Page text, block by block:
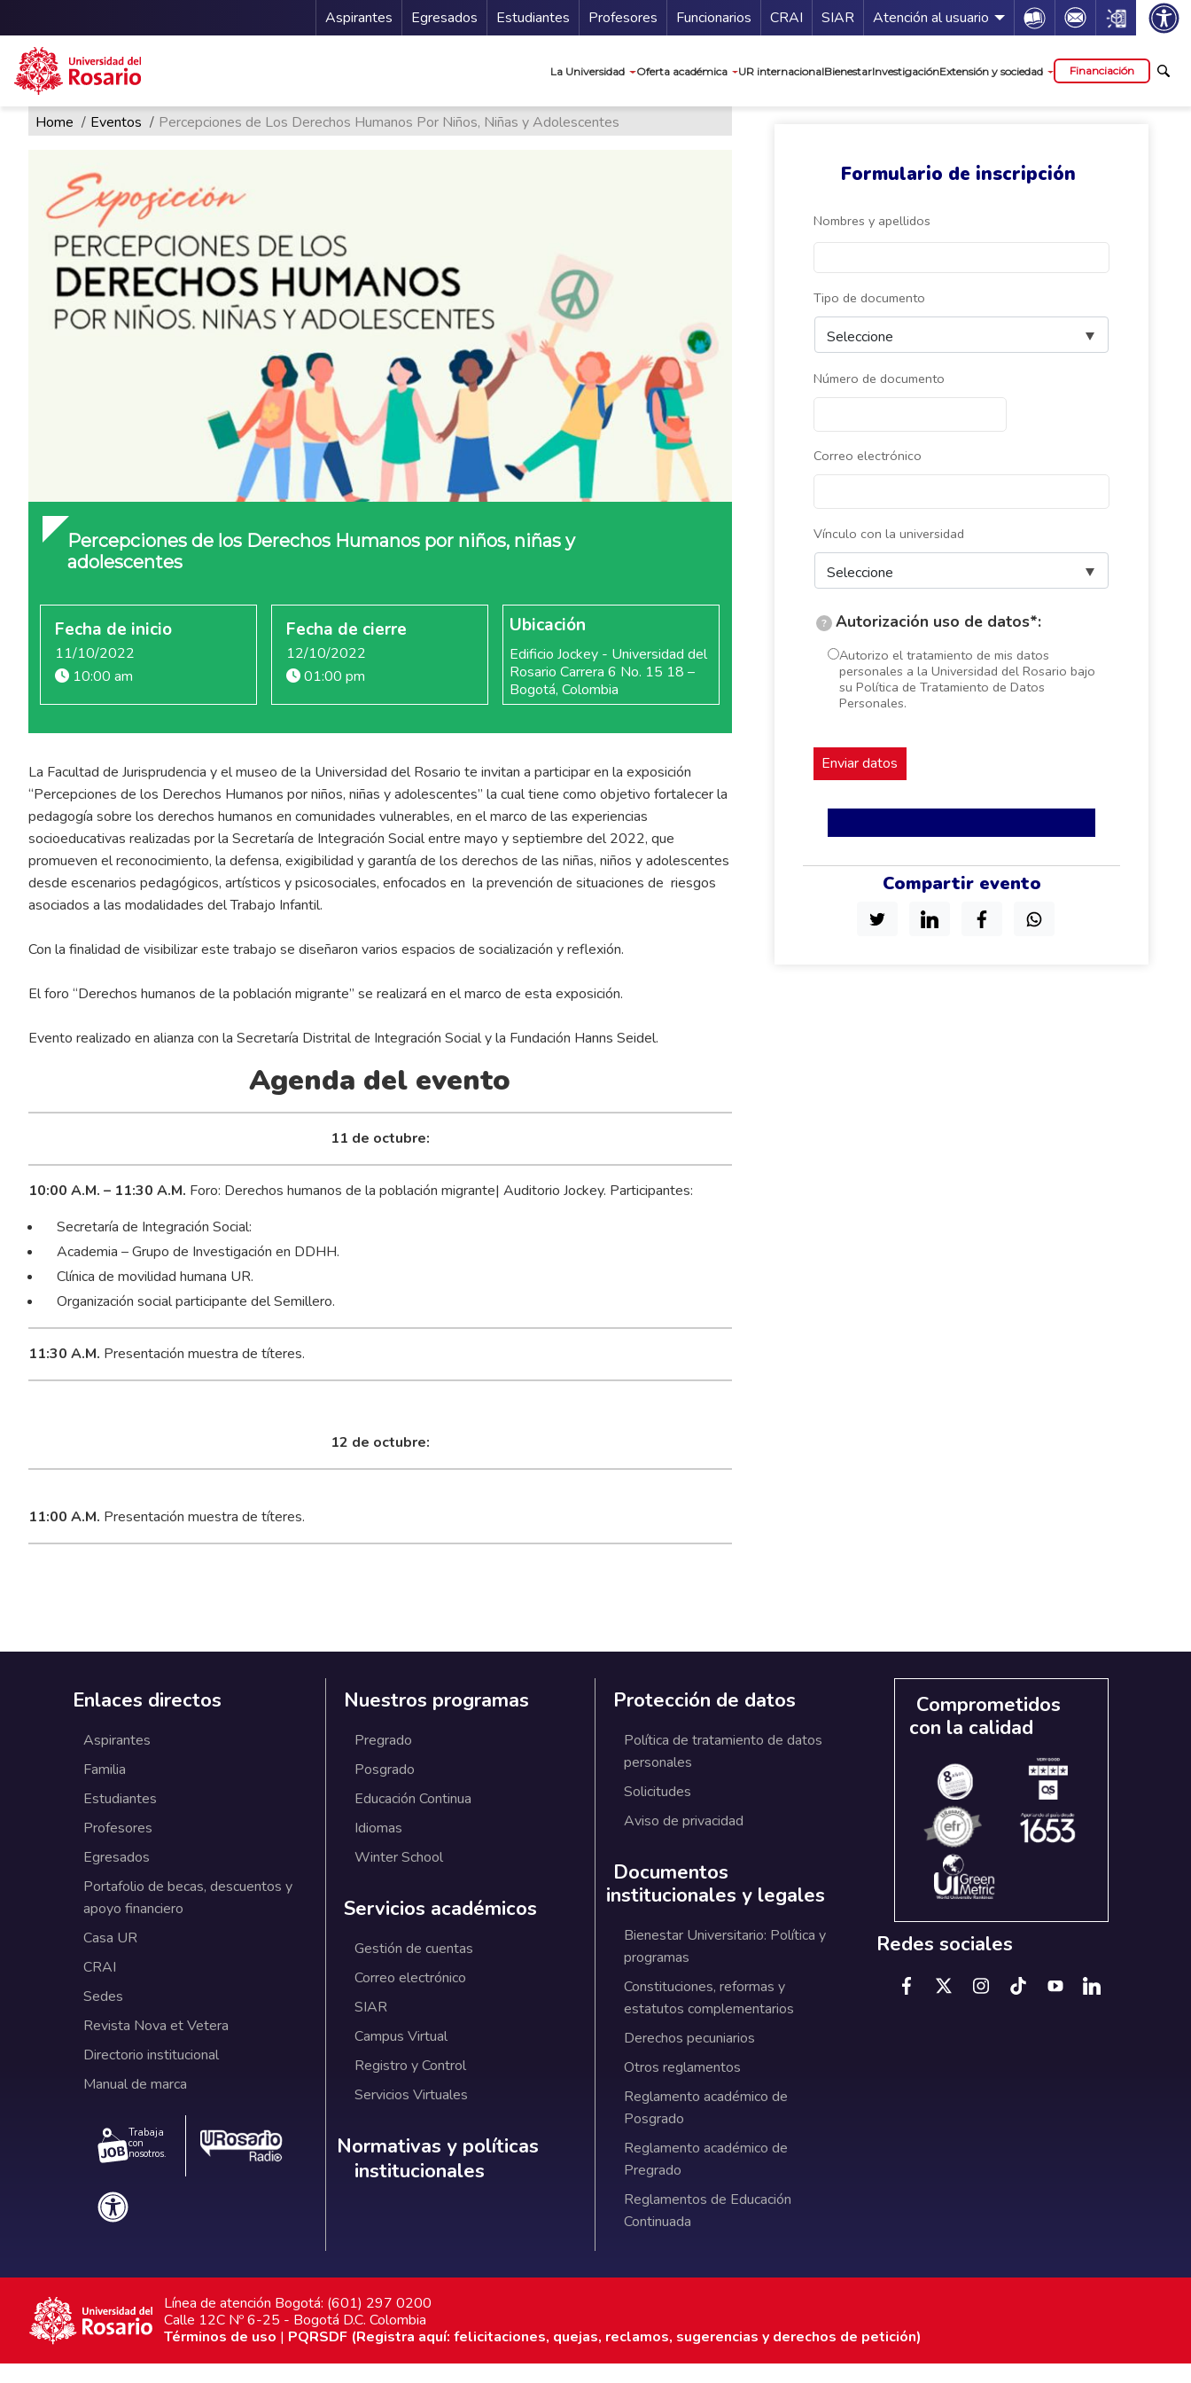
Pasar al contenido principal
Menu Secundario
Aspirantes Egresados Estudiantes Profesores Funcionarios Guía de servicios
CRAI SIAR Atención al usuario Icon Icon Icon
La Universidad Oferta académica UR internacionalBienestarInvestigaciónExtensión y sociedad Financiación
Formulario de inscripción
Nombres y apellidos
Tipo de documento
Número de documento
Correo electrónico
Vínculo con la universidad
? Autorización uso de datos*:
Autorizo el tratamiento de mis datos
personales a la Universidad del Rosario bajo
su Política de Tratamiento de Datos
Personales.
Compartir evento
Ruta de navegación
Home Eventos Percepciones de Los Derechos Humanos Por Niños, Niñas y Adolescentes
Percepciones de los Derechos Humanos por niños, niñas y
adolescentes
Fecha de inicio
11/10/2022
10:00 am
Fecha de cierre
12/10/2022
01:00 pm
Ubicación
Edificio Jockey - Universidad del
Rosario Carrera 6 No. 15 18 –
Bogotá, Colombia
La Facultad de Jurisprudencia y el museo de la Universidad del Rosario te invitan a participar en la exposición
“Percepciones de los Derechos Humanos por niños, niñas y adolescentes” la cual tiene como objetivo fortalecer la
pedagogía sobre los derechos humanos en comunidades vulnerables, en el marco de las experiencias
socioeducativas realizadas por la Secretaría de Integración Social entre mayo y septiembre del 2022, que
promueven el reconocimiento, la defensa, exigibilidad y garantía de los derechos de las niñas, niños y adolescentes
desde escenarios pedagógicos, artísticos y psicosociales, enfocados en la prevención de situaciones de riesgos
asociados a las modalidades del Trabajo Infantil.
Con la finalidad de visibilizar este trabajo se diseñaron varios espacios de socialización y reflexión.
El foro “Derechos humanos de la población migrante” se realizará en el marco de esta exposición.
Evento realizado en alianza con la Secretaría Distrital de Integración Social y la Fundación Hanns Seidel.
Agenda del evento
11 de octubre:
10:00 A.M. – 11:30 A.M. Foro: Derechos humanos de la población migrante| Auditorio Jockey. Participantes:
Secretaría de Integración Social:
Academia – Grupo de Investigación en DDHH.
Clínica de movilidad humana UR.
Organización social participante del Semillero.
11:30 A.M. Presentación muestra de títeres.
12 de octubre:
11:00 A.M. Presentación muestra de títeres.
Enlaces directos
Aspirantes
Familia
Estudiantes
Profesores
Egresados
Portafolio de becas, descuentos y
apoyo financiero
Casa UR
CRAI
Sedes
Revista Nova et Vetera
Directorio institucional
Manual de marca
Trabaja
con
nosotros.
Nuestros programas
Pregrado
Posgrado
Educación Continua
Idiomas
Winter School
Servicios académicos
Gestión de cuentas
Correo electrónico
SIAR
Campus Virtual
Registro y Control
Servicios Virtuales
Normativas y políticas institucionales
Normativas y políticas
institucionales
Protección de datos
Política de tratamiento de datos
personales
Solicitudes
Aviso de privacidad
Documentos
institucionales y legales
Bienestar Universitario: Política y
programas
Constituciones, reformas y
estatutos complementarios
Derechos pecuniarios
Otros reglamentos
Reglamento académico de
Posgrado
Reglamento académico de
Pregrado
Reglamentos de Educación
Continuada
Comprometidos
con la calidad
Redes sociales
Línea de atención Bogotá: (601) 297 0200
Calle 12C Nº 6-25 - Bogotá D.C. Colombia
Términos de uso | PQRSDF (Registra aquí: felicitaciones, quejas, reclamos, sugerencias y derechos de petición)